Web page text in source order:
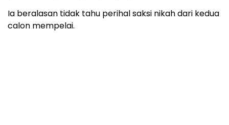
Ia beralasan tidak tahu perihal saksi nikah dari kedua
calon mempelai.